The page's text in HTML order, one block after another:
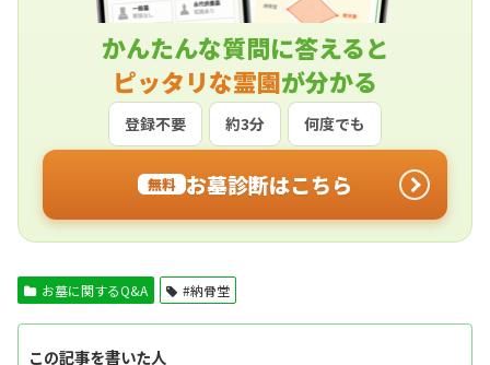
かんたんな質問に答えると
ピッタリな霊園が分かる
登録不要 約3分 何度でも
無料 お墓診断はこちら
お墓に関するQ&A #納骨堂
この記事を書いた人